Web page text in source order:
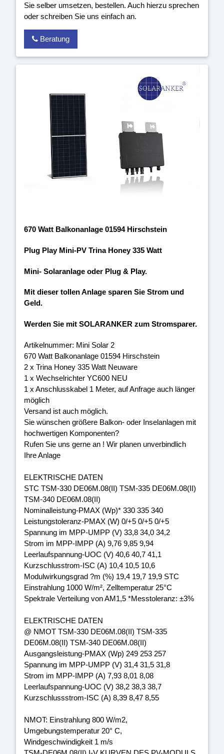
Sie selber umsetzen, bestellen. Auch hierzu sprechen
oder schreiben Sie uns einfach an.
Beratung
670 Watt Balkonanlage 01594 Hirschstein
Plug Play Mini-PV Trina Honey 335 Watt
Mini- Solaranlage oder Plug & Play.
Mit dieser tollen Anlage sparen Sie Strom und
Geld.
Werden Sie mit SOLARANKER zum Stromsparer.
Artikelnummer: Mini Solar 2
670 Watt Balkonanlage 01594 Hirschstein
2 x Trina Honey 335 Watt Neuware
1 x Wechselrichter YC600 NEU
1 x Anschlusskabel 1 Meter, auf Anfrage auch länger
möglich
Versand ist auch möglich.
Sie wünschen größere Balkon- oder Inselanlagen mit
hochwertigen Komponenten?
Rufen Sie uns gerne an ! Wir planen unverbindlich
Ihre Anlage
ELEKTRISCHE DATEN
STC TSM-330 DE06M.08(II) TSM-335 DE06M.08(II)
TSM-340 DE06M.08(II)
Nominalleistung-PMAX (Wp)* 330 335 340
Leistungstoleranz-PMAX (W) 0/+5 0/+5 0/+5
Spannung im MPP-UMPP (V) 33,8 34,0 34,2
Strom im MPP-IMPP (A) 9,76 9,85 9,94
Leerlaufspannung-UOC (V) 40,6 40,7 41,1
Kurzschlusstrom-ISC (A) 10,4 10,5 10,6
Modulwirkungsgrad ?m (%) 19,4 19,7 19,9 STC
Einstrahlung 1000 W/m², Zelltemperatur 25°C
Spektrale Verteilung von AM1,5 *Messtoleranz: ±3%
ELEKTRISCHE DATEN
@ NMOT TSM-330 DE06M.08(II) TSM-335
DE06M.08(II) TSM-340 DE06M.08(II)
Ausgangsleistung-PMAX (Wp) 249 253 257
Spannung im MPP-UMPP (V) 31,4 31,5 31,8
Strom im MPP-IMPP (A) 7,93 8,01 8,08
Leerlaufspannung-UOC (V) 38,2 38,3 38,7
Kurzschlussstrom-ISC (A) 8,39 8,47 8,55
NMOT: Einstrahlung 800 W/m2,
Umgebungstemperatur 20° C,
Windgeschwindigkeit 1 m/s